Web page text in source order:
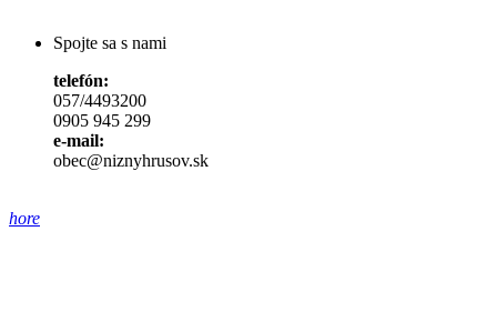
Spojte sa s nami
telefón:
057/4493200
0905 945 299
e-mail:
obec@niznyhrusov.sk
hore